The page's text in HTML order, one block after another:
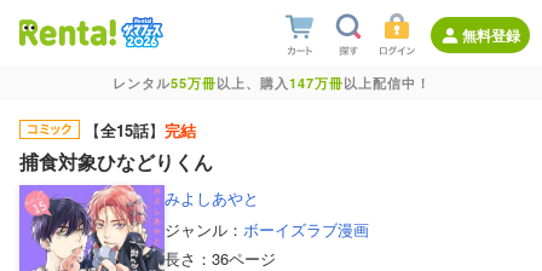
無料登録
レンタル55万冊以上、購入147万冊以上配信中！
【全15話】 完結
捕食対象ひなどりくん
みよしあやと
ジャンル： ボーイズラブ漫画
長さ： 36ページ